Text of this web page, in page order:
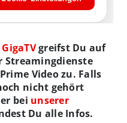
GigaTVgreifst Du auf
Streamingdienste
Video zu. Falls
nicht gehört
bei unserer
Du alle Infos.